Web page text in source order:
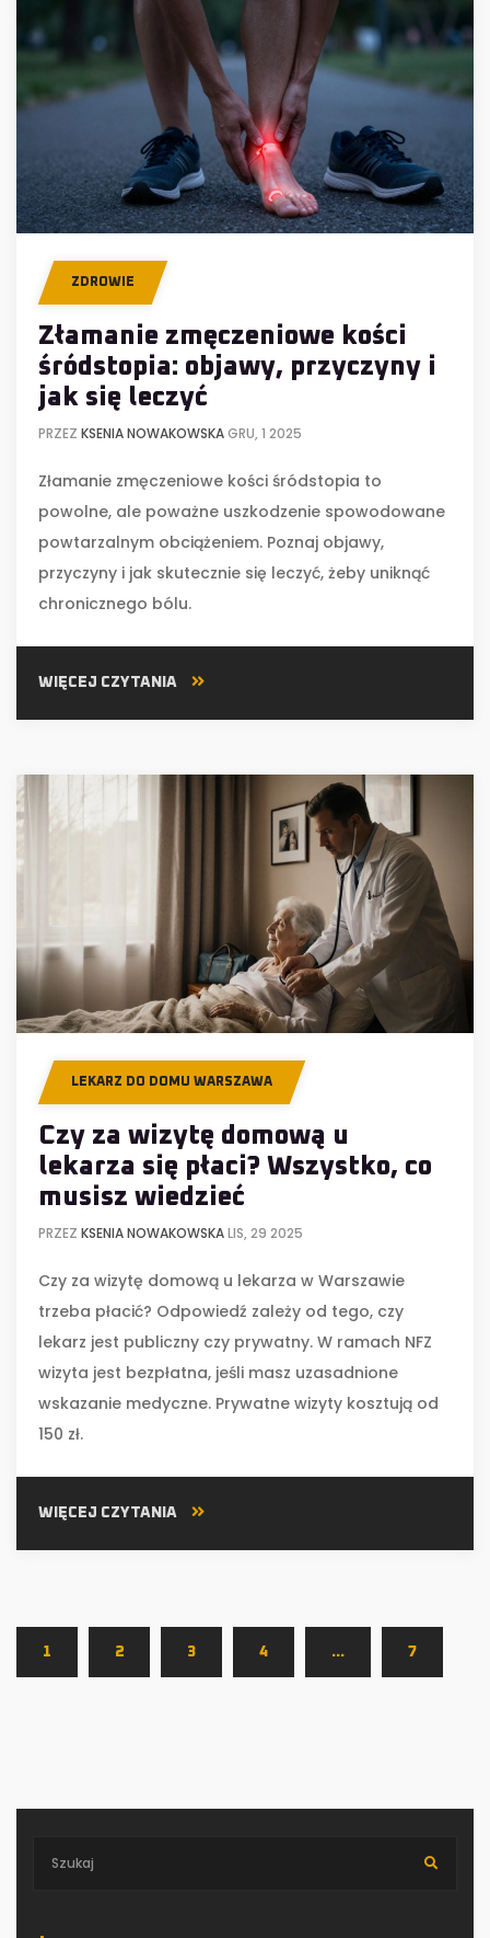
ZDROWIE
Złamanie zmęczeniowe kości
śródstopia: objawy, przyczyny i
jak się leczyć
PRZEZ KSENIA NOWAKOWSKAGRU, 1 2025
Złamanie zmęczeniowe kości śródstopia to
powolne, ale poważne uszkodzenie spowodowane
powtarzalnym obciążeniem. Poznaj objawy,
przyczyny i jak skutecznie się leczyć, żeby uniknąć
chronicznego bólu.
WIĘCEJ CZYTANIA
LEKARZ DO DOMU WARSZAWA
Czy za wizytę domową u
lekarza się płaci? Wszystko, co
musisz wiedzieć
PRZEZ KSENIA NOWAKOWSKALIS, 29 2025
Czy za wizytę domową u lekarza w Warszawie
trzeba płacić? Odpowiedź zależy od tego, czy
lekarz jest publiczny czy prywatny. W ramach NFZ
wizyta jest bezpłatna, jeśli masz uzasadnione
wskazanie medyczne. Prywatne wizyty kosztują od
150 zł.
WIĘCEJ CZYTANIA
1 2 3 4 … 7